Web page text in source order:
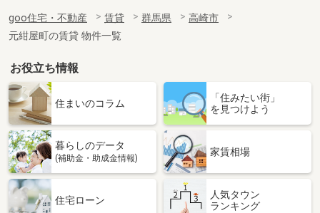
goo住宅・不動産 賃貸 群馬県
高崎市
元紺屋町の賃貸 物件一覧
お役立ち情報
住まいのコラム
「住みたい街」
を見つけよう
暮らしのデータ
(補助金・助成金情報)
家賃相場
住宅ローン
人気タウン
ランキング